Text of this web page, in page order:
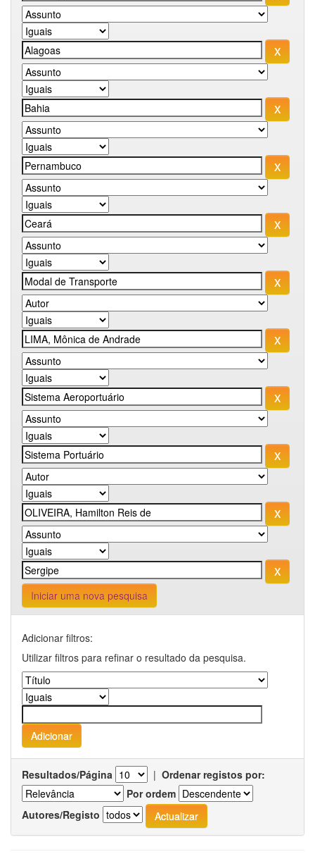
Iniciar uma nova pesquisa
Adicionar filtros:
Utilizar filtros para refinar o resultado da pesquisa.
Resultados/Página | Ordenar registos por:
Por ordem
Autores/Registo